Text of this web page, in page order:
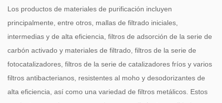
Los productos de materiales de purificación incluyen
principalmente, entre otros, mallas de filtrado iniciales,
intermedias y de alta eficiencia, filtros de adsorción de la serie de
carbón activado y materiales de filtrado, filtros de la serie de
fotocatalizadores, filtros de la serie de catalizadores fríos y varios
filtros antibacterianos, resistentes al moho y desodorizantes de
alta eficiencia, así como una variedad de filtros metálicos. Estos